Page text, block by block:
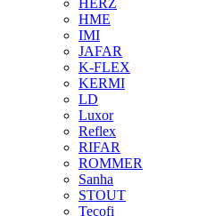
HME
IMI
JAFAR
K-FLEX
KERMI
LD
Luxor
Reflex
RIFAR
ROMMER
Sanha
STOUT
Tecofi